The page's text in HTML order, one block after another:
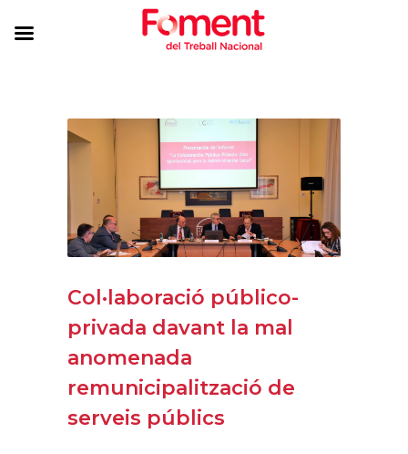
Col·laboració público-
privada davant la mal
anomenada
remunicipalització de
serveis públics